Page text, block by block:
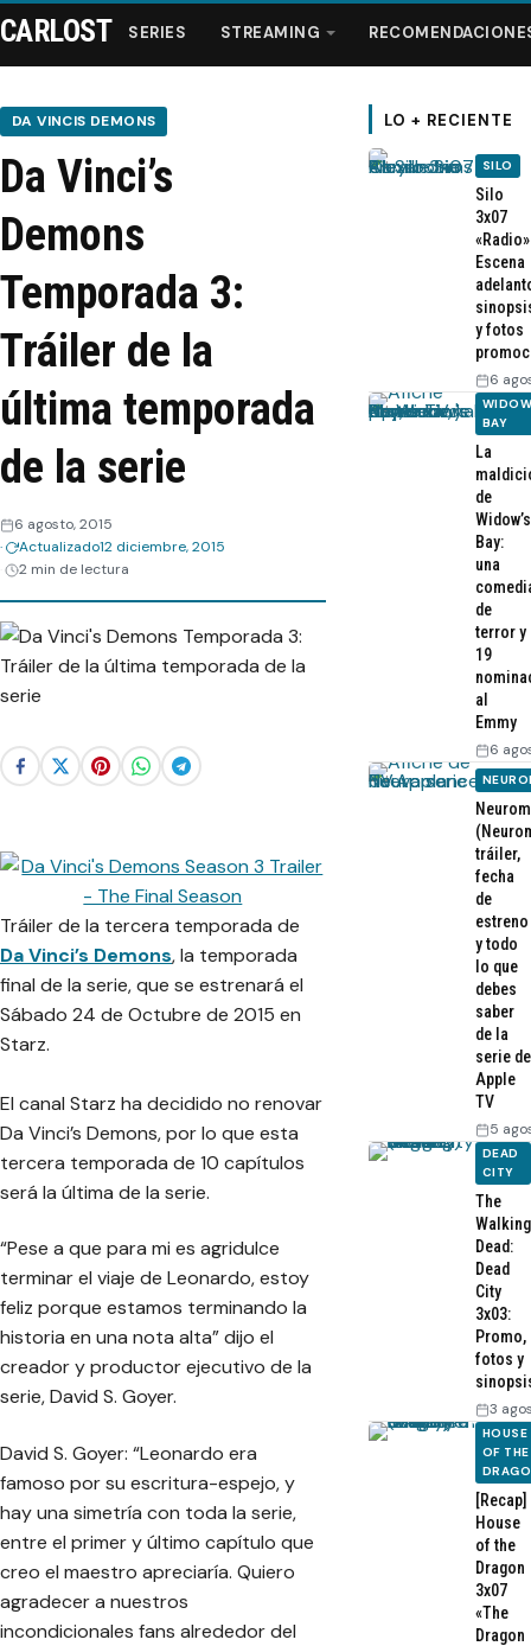
Series
Streaming
Recomendaciones
CARLOST SERIES STREAMING
DA VINCIS DEMONS
Da Vinci’s
Demons
Temporada 3:
Tráiler de la
última temporada
de la serie
6 agosto, 2015
Actualizado12 diciembre, 2015
2 min de lectura
Tráiler de la tercera temporada de
Da Vinci’s Demons, la temporada
final de la serie, que se estrenará el
Sábado 24 de Octubre de 2015 en
Starz.
El canal Starz ha decidido no renovar
Da Vinci’s Demons, por lo que esta
tercera temporada de 10 capítulos
será la última de la serie.
“Pese a que para mi es agridulce
terminar el viaje de Leonardo, estoy
feliz porque estamos terminando la
historia en una nota alta” dijo el
creador y productor ejecutivo de la
serie, David S. Goyer.
David S. Goyer: “Leonardo era
famoso por su escritura-espejo, y
hay una simetría con toda la serie,
entre el primer y último capítulo que
creo el maestro apreciaría. Quiero
agradecer a nuestros
incondicionales fans alrededor del
LO + RECIENTE
SILO
Silo
3x07
Escena
y fotos
6
BAY
La
de
Widow’s
Bay:
una
de
terror y
19
al
Emmy
6
tráiler,
fecha
de
estreno
y todo
lo que
debes
saber
de la
serie de
Apple
TV
5
DEAD
CITY
The
Walking
Dead:
Dead
City
3x03:
Promo,
fotos y
3
HOUSE
OF THE
[Recap]
House
of the
Dragon
3x07
«The
Dragon